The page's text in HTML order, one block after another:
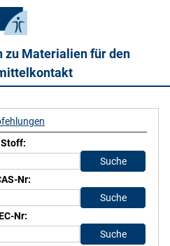
zu Materialien für den
Stoff:
Nr:
Nr: